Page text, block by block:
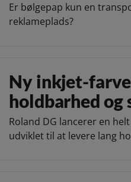
Er bølgepap kun en
reklameplads?
Ny inkjet-
holdbarhed
Roland DG lancerer en
udviklet til at levere lang